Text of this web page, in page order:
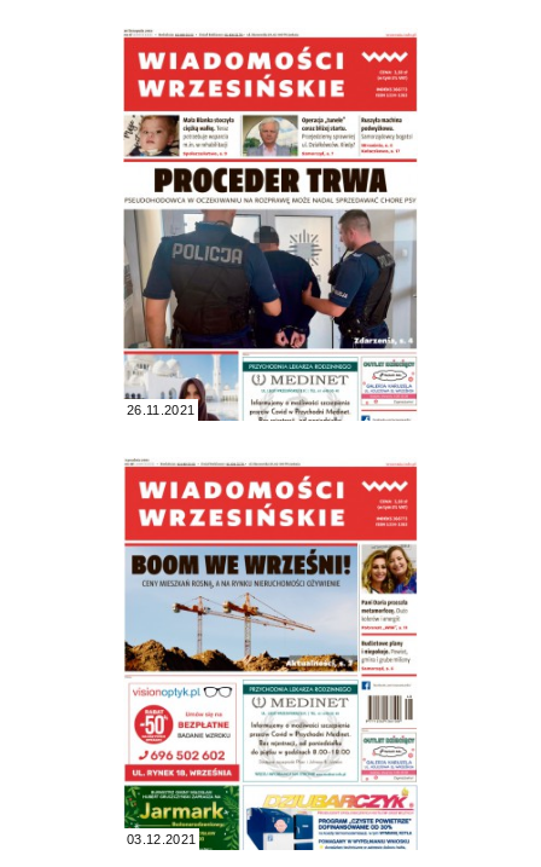
26.11.2021
03.12.2021